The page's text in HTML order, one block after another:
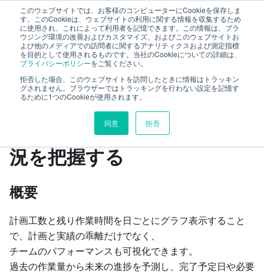
このウェブサイトでは、お客様のコンピューターにCookieを保存しま
す。このCookieは、ウェブサイトの利用に関する情報を収集するため
に使用され、これによって利用者を記憶できます。この情報は、ブラ
ウジング環境の改善およびカスタマイズ、およびこのウェブサイトお
よび他のメディアでの訪問者に関するアナリティクスおよび測定指標
を目的として使用されるものです。当社のCookieについての詳細は、
プライバシーポリシーをご覧ください。
拒否した場合、このウェブサイトを訪問したときに情報はトラッキン
グされません。ブラウザーではトラッキングを行わない設定を記憶す
るために1つのCookieが使用されます。
同意 拒否
TimeTracker RX ヘルプ
プロジェクト管理
進捗を管理する
このページの見出し
バーンダウンチャートで状
況を把握する
概要
計画工数と残り作業時間を日ごとにグラフ表示すること
で、計画と実績の乖離だけでなく、
チームのパフォーマンスも可視化できます。
過去の作業量から未来の進捗を予測し、完了予定日や必要